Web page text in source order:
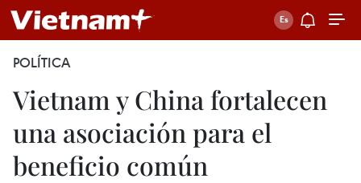
POLÍTICA
Vietnam y China fortalecen
una asociación para el
beneficio común